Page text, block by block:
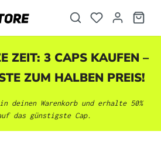
ZEIT: 3 CAPS KAUFEN –
ZUM HALBEN PREIS!
deinen Warenkorb und erhalte 50%
das günstigste Cap.